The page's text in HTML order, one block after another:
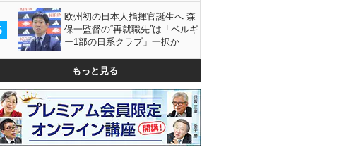
欧州初の日本人指揮官誕生へ 森
保一監督の“再就職先”は「ベルギ
ー1部の日系クラブ」一択か
もっと見る